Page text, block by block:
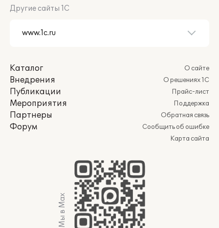
Другие сайты 1С
Каталог
Внедрения
Публикации
Мероприятия
Партнеры
Форум
О сайте
О решениях 1С
Прайс-лист
Поддержка
Обратная связь
Сообщить об ошибке
Карта сайта
Мы в Max